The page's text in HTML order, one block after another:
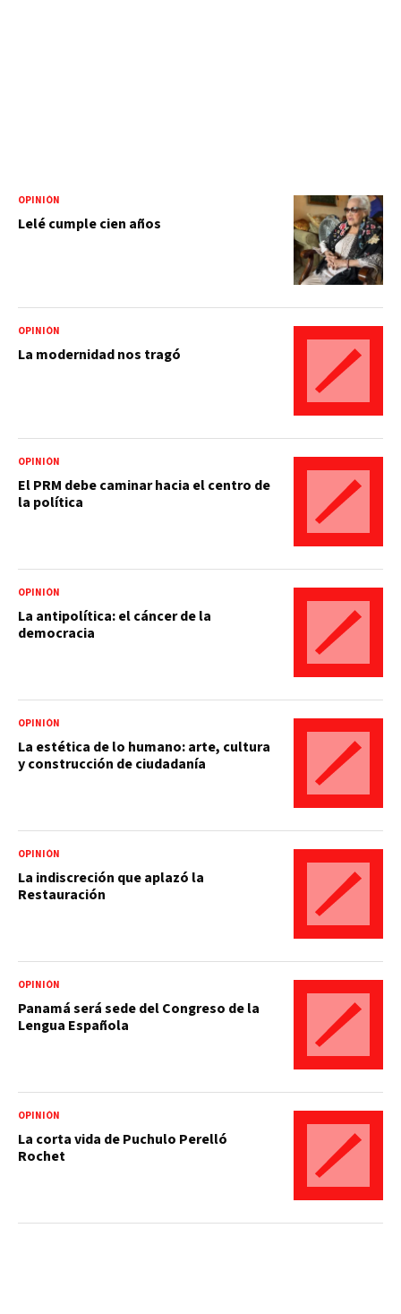
OPINIÓN
Lelé cumple cien años
OPINIÓN
La modernidad nos tragó
OPINIÓN
El PRM debe caminar hacia el centro de
la política
OPINIÓN
La antipolítica: el cáncer de la
democracia
OPINIÓN
La estética de lo humano: arte, cultura
y construcción de ciudadanía
OPINIÓN
La indiscreción que aplazó la
Restauración
OPINIÓN
Panamá será sede del Congreso de la
Lengua Española
OPINIÓN
La corta vida de Puchulo Perelló
Rochet